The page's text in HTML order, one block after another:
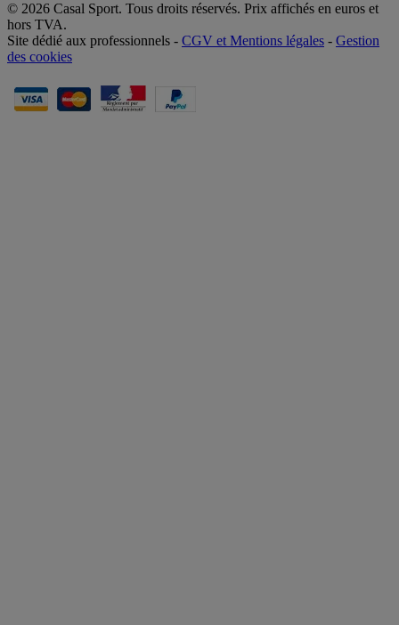
© 2026 Casal Sport. Tous droits réservés. Prix affichés en euros et
hors TVA.
Site dédié aux professionnels - CGV et Mentions légales - Gestion
des cookies